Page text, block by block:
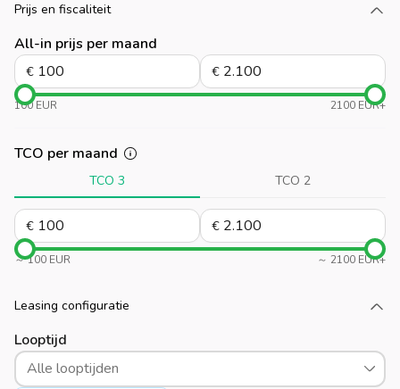
Prijs en fiscaliteit
All-in prijs per maand
€ €
100 EUR 2100 EUR+
TCO per maand
TCO 3 TCO 2
€ €
～ 100 EUR ～ 2100 EUR+
Leasing configuratie
Looptijd
Alle looptijden